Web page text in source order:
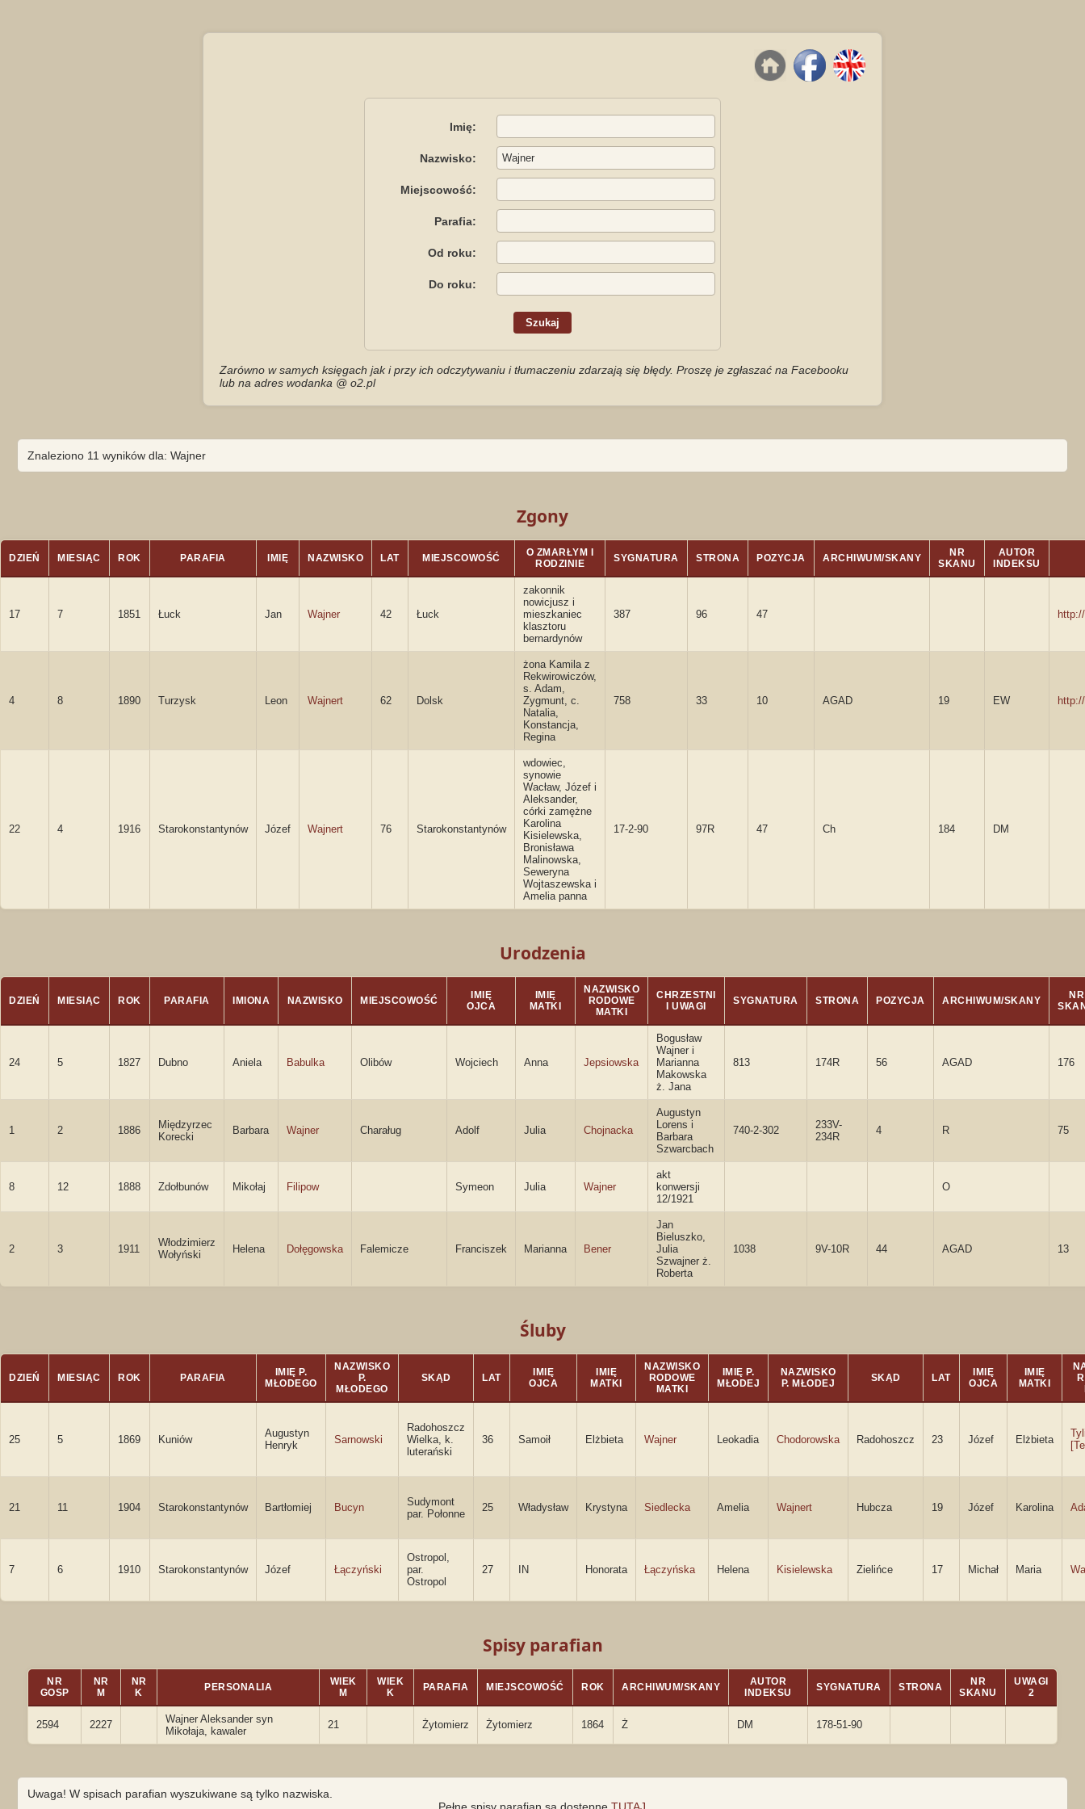
Imię:
Nazwisko:
Miejscowość:
Parafia:
Od roku:
Do roku:
Zarówno w samych księgach jak i przy ich odczytywaniu i tłumaczeniu zdarzają się błędy. Proszę je zgłaszać na Facebooku
lub na adres wodanka @ o2.pl
Znaleziono 11 wyników dla: Wajner
Zgony
DZIEŃ MIESIĄC ROK PARAFIA IMIĘ NAZWISKO LAT MIEJSCOWOŚĆ
O ZMARŁYM I
RODZINIE
SYGNATURA STRONA POZYCJA ARCHIWUM/SKANY
NR
SKANU
AUTOR
INDEKSU
17 7 1851 Łuck Jan Wajner 42 Łuck
zakonnik
nowicjusz i
mieszkaniec
klasztoru
bernardynów
387 96 47
4 8 1890 Turzysk Leon Wajnert 62 Dolsk
żona Kamila z
Rekwirowiczów,
s. Adam,
Zygmunt, c.
Natalia,
Konstancja,
Regina
758 33 10 AGAD 19 EW
22 4 1916 Starokonstantynów Józef Wajnert 76 Starokonstantynów
wdowiec,
synowie
Wacław, Józef i
Aleksander,
córki zamężne
Karolina
Kisielewska,
Bronisława
Malinowska,
Seweryna
Wojtaszewska i
Amelia panna
17-2-90 97R 47 Ch 184 DM
Urodzenia
DZIEŃ MIESIĄC ROK PARAFIA IMIONA NAZWISKO MIEJSCOWOŚĆ
IMIĘ
OJCA
IMIĘ
MATKI
NAZWISKO
RODOWE
MATKI
CHRZESTNI
I UWAGI
SYGNATURA STRONA POZYCJA ARCHIWUM/SKANY
NR
24 5 1827 Dubno Aniela Babulka Olibów Wojciech Anna Jepsiowska
Bogusław
Wajner i
Marianna
Makowska
ż. Jana
813 174R 56 AGAD 176
1 2 1886
Międzyrzec
Korecki
Barbara Wajner Charaług Adolf Julia Chojnacka
Augustyn
Lorens i
Barbara
Szwarcbach
740-2-302
233V-
234R
4 R 75
8 12 1888 Zdołbunów Mikołaj Filipow Symeon Julia Wajner
akt
konwersji
12/1921
O
2 3 1911
Włodzimierz
Wołyński
Helena Dołęgowska Falemicze Franciszek Marianna Bener
Jan
Bieluszko,
Julia
Szwajner ż.
Roberta
1038 9V-10R 44 AGAD 13
Śluby
DZIEŃ MIESIĄC ROK PARAFIA
IMIĘ P.
MŁODEGO
NAZWISKO
P.
MŁODEGO
SKĄD LAT
IMIĘ
OJCA
IMIĘ
MATKI
NAZWISKO
RODOWE
MATKI
IMIĘ P.
MŁODEJ
NAZWISKO
P. MŁODEJ
SKĄD LAT
IMIĘ
OJCA
IMIĘ
MATKI
25 5 1869 Kuniów
Augustyn
Henryk
Sarnowski
Radohoszcz
Wielka, k.
luterański
36 Samoił Elżbieta Wajner Leokadia Chodorowska Radohoszcz 23 Józef Elżbieta
21 11 1904 Starokonstantynów Bartłomiej Bucyn
Sudymont
par. Połonne
25 Władysław Krystyna Siedlecka Amelia Wajnert Hubcza 19 Józef Karolina
7 6 1910 Starokonstantynów Józef Łączyński
Ostropol,
par.
Ostropol
27 IN Honorata Łączyńska Helena Kisielewska Zielińce 17 Michał Maria
Spisy parafian
NR
GOSP
NR
M
NR
K
PERSONALIA
WIEK
M
WIEK
K
PARAFIA MIEJSCOWOŚĆ ROK ARCHIWUM/SKANY
AUTOR
INDEKSU
SYGNATURA STRONA
NR
SKANU
UWAGI
2
2594 2227
Wajner Aleksander syn
Mikołaja, kawaler
21 Żytomierz Żytomierz 1864 Ż DM 178-51-90
Uwaga! W spisach parafian wyszukiwane są tylko nazwiska.